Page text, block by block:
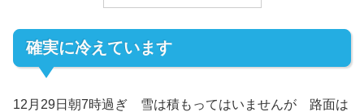
確実に冷えています
12月29日朝7時過ぎ 雪は積もってはいませんが 路面は